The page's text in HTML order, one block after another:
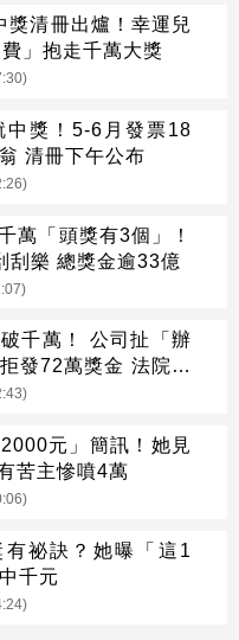
獎清冊出爐！幸運兒
費」抱走千萬大獎
中獎！5-6月發票18
清冊下午公布
萬「頭獎有3個」！
刮樂 總獎金逾33億
千萬！ 公司扯「辦
發72萬獎金 法院判
元」簡訊！她見
苦主慘噴4萬
祕訣？她曝「這1
千元